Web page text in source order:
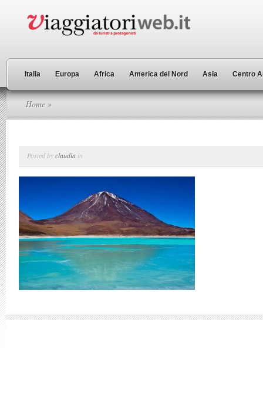
Italia Europa Africa America del Nord Asia Centro
Home »
Posted byclaudia in